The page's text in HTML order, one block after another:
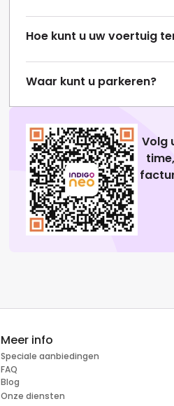
Hoe kunt u uw voertuig
Waar kunt u parkeren?
Volg
Meer info
Speciale aanbiedingen
FAQ
Blog
Onze diensten